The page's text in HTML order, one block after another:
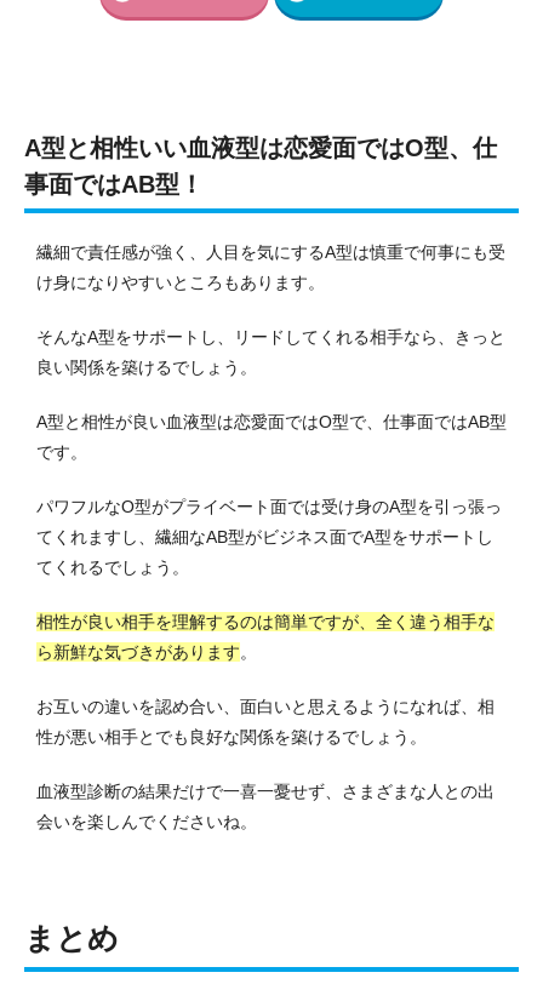
A型と相性いい血液型は恋愛面ではO型、仕
事面ではAB型！
繊細で責任感が強く、人目を気にするA型は慎重で何事にも受
け身になりやすいところもあります。
そんなA型をサポートし、リードしてくれる相手なら、きっと
良い関係を築けるでしょう。
A型と相性が良い血液型は恋愛面ではO型で、仕事面ではAB型
です。
パワフルなO型がプライベート面では受け身のA型を引っ張っ
てくれますし、繊細なAB型がビジネス面でA型をサポートし
てくれるでしょう。
相性が良い相手を理解するのは簡単ですが、全く違う相手な
ら新鮮な気づきがあります。
お互いの違いを認め合い、面白いと思えるようになれば、相
性が悪い相手とでも良好な関係を築けるでしょう。
血液型診断の結果だけで一喜一憂せず、さまざまな人との出
会いを楽しんでくださいね。
まとめ